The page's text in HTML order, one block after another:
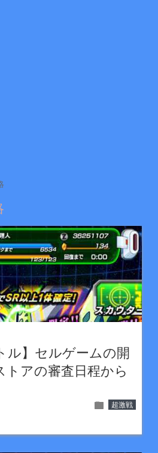
ル】セルゲームの開
トアの審査日程から
folder 超激戦